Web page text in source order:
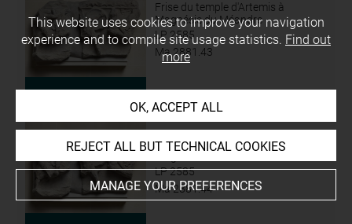
Frise du temple d'Artemis à
Magnésie du Méandre
LP 2585
Ma 2881.43
Frise du temple d'Artemis à
LP 2585
Ma 2881.44
This website uses cookies to improve your navigation
experience and to compile site usage statistics. Find out
more
OK, ACCEPT ALL
REJECT ALL BUT TECHNICAL COOKIES
MANAGE YOUR PREFERENCES